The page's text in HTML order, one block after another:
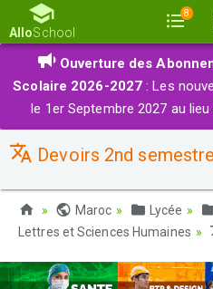
AlloSchool
8
Ouverture des
Scolaire 2026-2027 : Les
le 1er Septembre 2027 au
Devoirs 2nd semestre
Maroc Lycée
Lettres et Sciences Humaines